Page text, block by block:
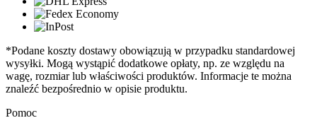
*Podane koszty dostawy obowiązują w przypadku standardowej
wysyłki. Mogą wystąpić dodatkowe opłaty, np. ze względu na
wagę, rozmiar lub właściwości produktów. Informacje te można
znaleźć bezpośrednio w opisie produktu.
Pomoc